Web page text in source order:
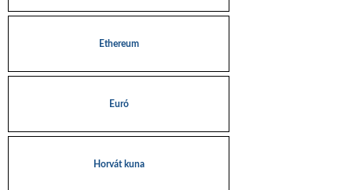
Ethereum
Euró
Horvát kuna